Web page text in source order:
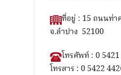
ที่อยู่ : 15 ถนนท่า
จ.ลำปาง 52100
โทรศัพท์ : 0
โทรสาร : 0 5422